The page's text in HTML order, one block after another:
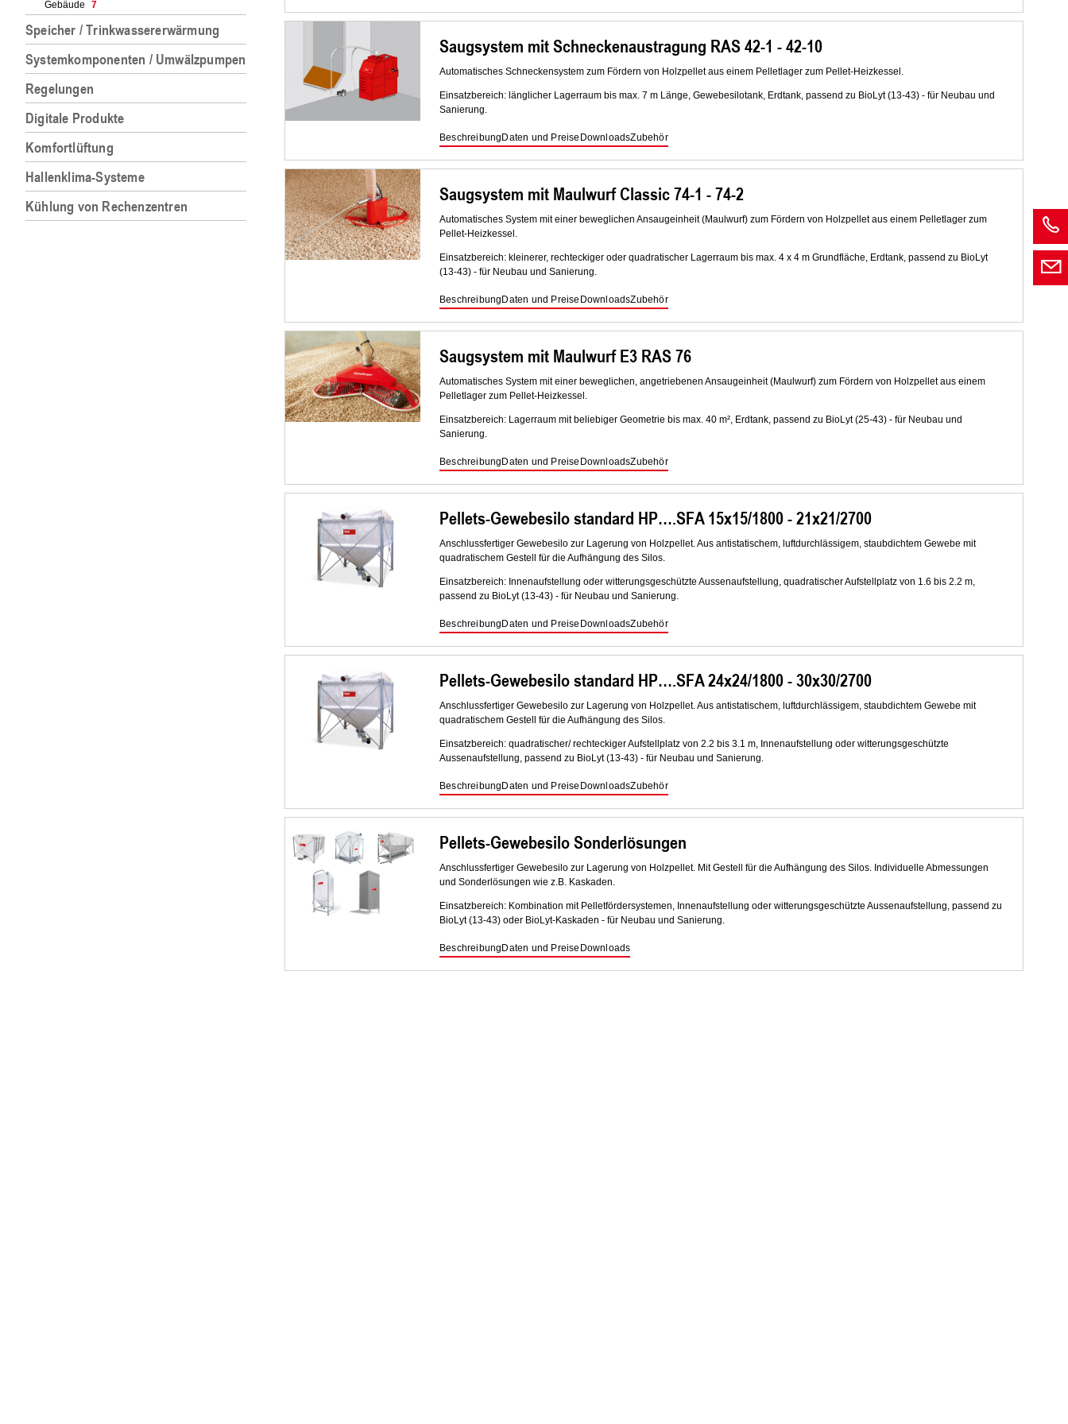
Gebäude
7
Speicher / Trinkwassererwärmung
Systemkomponenten / Umwälzpumpen
Regelungen
Digitale Produkte
Komfortlüftung
Hallenklima-Systeme
Kühlung von Rechenzentren
Saugsystem mit Schneckenaustragung RAS 42-1 - 42-10
Automatisches Schneckensystem zum Fördern von Holzpellet aus einem Pelletlager zum Pellet-Heizkessel.
Einsatzbereich: länglicher Lagerraum bis max. 7 m Länge, Gewebesilotank, Erdtank, passend zu BioLyt (13-43) - für Neubau und
Sanierung.
Beschreibung Daten und Preise DownloadsZubehör
Saugsystem mit Maulwurf Classic 74-1 - 74-2
Automatisches System mit einer beweglichen Ansaugeinheit (Maulwurf) zum Fördern von Holzpellet aus einem Pelletlager zum
Pellet-Heizkessel.
Einsatzbereich: kleinerer, rechteckiger oder quadratischer Lagerraum bis max. 4 x 4 m Grundfläche, Erdtank, passend zu BioLyt
(13-43) - für Neubau und Sanierung.
Beschreibung Daten und Preise DownloadsZubehör
Saugsystem mit Maulwurf E3 RAS 76
Automatisches System mit einer beweglichen, angetriebenen Ansaugeinheit (Maulwurf) zum Fördern von Holzpellet aus einem
Pelletlager zum Pellet-Heizkessel.
Einsatzbereich: Lagerraum mit beliebiger Geometrie bis max. 40 m², Erdtank, passend zu BioLyt (25-43) - für Neubau und
Sanierung.
Beschreibung Daten und Preise DownloadsZubehör
Pellets-Gewebesilo standard HP….SFA 15x15/1800 - 21x21/2700
Anschlussfertiger Gewebesilo zur Lagerung von Holzpellet. Aus antistatischem, luftdurchlässigem, staubdichtem Gewebe mit
quadratischem Gestell für die Aufhängung des Silos.
Einsatzbereich: Innenaufstellung oder witterungsgeschützte Aussenaufstellung, quadratischer Aufstellplatz von 1.6 bis 2.2 m,
passend zu BioLyt (13-43) - für Neubau und Sanierung.
Beschreibung Daten und Preise DownloadsZubehör
Pellets-Gewebesilo standard HP….SFA 24x24/1800 - 30x30/2700
Anschlussfertiger Gewebesilo zur Lagerung von Holzpellet. Aus antistatischem, luftdurchlässigem, staubdichtem Gewebe mit
quadratischem Gestell für die Aufhängung des Silos.
Einsatzbereich: quadratischer/ rechteckiger Aufstellplatz von 2.2 bis 3.1 m, Innenaufstellung oder witterungsgeschützte
Aussenaufstellung, passend zu BioLyt (13-43) - für Neubau und Sanierung.
Beschreibung Daten und Preise DownloadsZubehör
Pellets-Gewebesilo Sonderlösungen
Anschlussfertiger Gewebesilo zur Lagerung von Holzpellet. Mit Gestell für die Aufhängung des Silos. Individuelle Abmessungen
und Sonderlösungen wie z.B. Kaskaden.
Einsatzbereich: Kombination mit Pelletfördersystemen, Innenaufstellung oder witterungsgeschützte Aussenaufstellung, passend zu
BioLyt (13-43) oder BioLyt-Kaskaden - für Neubau und Sanierung.
Beschreibung Daten und Preise Downloads